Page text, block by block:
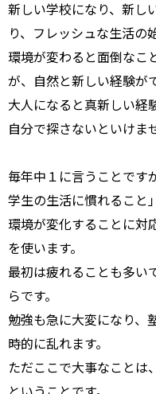
新しい学校になり、新し
り、フレッシュな生活の
環境が変わると面倒なこ
が、自然と新しい経験が
大人になると真新しい経
自分で探さないといけま
毎年中１に言うことです
学生の生活に慣れること
環境が変化することに対
を使います。
最初は疲れることも多い
らです。
勉強も急に大変になり、
時的に乱れます。
ただここで大事なことは
ということです。